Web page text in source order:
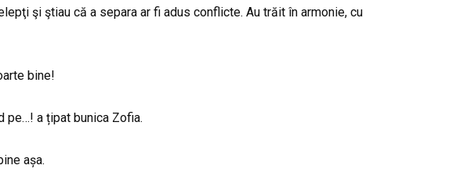
şi ştiau că a separa ar fi adus conflicte. Au trăit în armonie, cu
bine!
pe…! a țipat bunica Zofia.
așa.